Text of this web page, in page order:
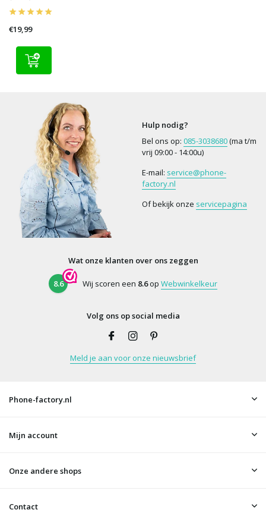
€19,99
Hulp nodig?
Bel ons op: 085-3038680(ma t/m
vrij 09:00 - 14:00u)
E-mail: service@phone-
factory.nl
Of bekijk onze servicepagina
Wat onze klanten over ons zeggen
8.6 Wij scoren een 8.6op Webwinkelkeur
Volg ons op social media
Meld je aan voor onze nieuwsbrief
Phone-factory.nl
Mijn account
Onze andere shops
Contact